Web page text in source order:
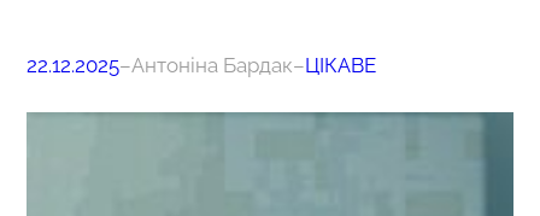
22.12.2025–Антоніна Бардак–ЦІКАВЕ